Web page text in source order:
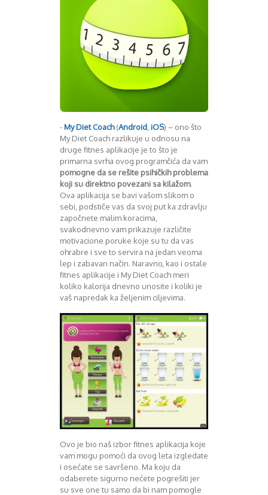
-My Diet Coach(Android iOS) – ono što
My Diet Coach razlikuje u odnosu na
druge fitnes aplikacije je to što je
primarna svrha ovog programčića da vam
pomogne da se rešite psihičkih problema
koji su direktno povezani sa kilažom.
Ova aplikacija se bavi vašom slikom o
sebi, podstiče vas da svoj put ka zdravlju
započnete malim koracima,
svakodnevno vam prikazuje različite
motivacione poruke koje su tu da vas
ohrabre i sve to servira na jedan veoma
lep i zabavan način. Naravno, kao i ostale
fitnes aplikacije i My Diet Coach meri
koliko kalorija dnevno unosite i koliki je
vaš napredak ka željenim ciljevima.
Ovo je bio naš izbor fitnes aplikacija koje
vam mogu pomoći da ovog leta izgledate
i osećate se savršeno. Ma koju da
odaberete sigurno nećete pogrešiti jer
su sve one tu samo da bi nam pomogle